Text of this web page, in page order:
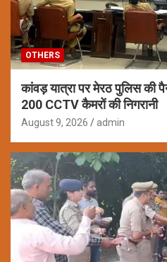
OTHERS
कांवड़ यात्रा पर मेरठ पुलिस की
200 CCTV कैमरों की निगरानी
August 9, 2026 admin